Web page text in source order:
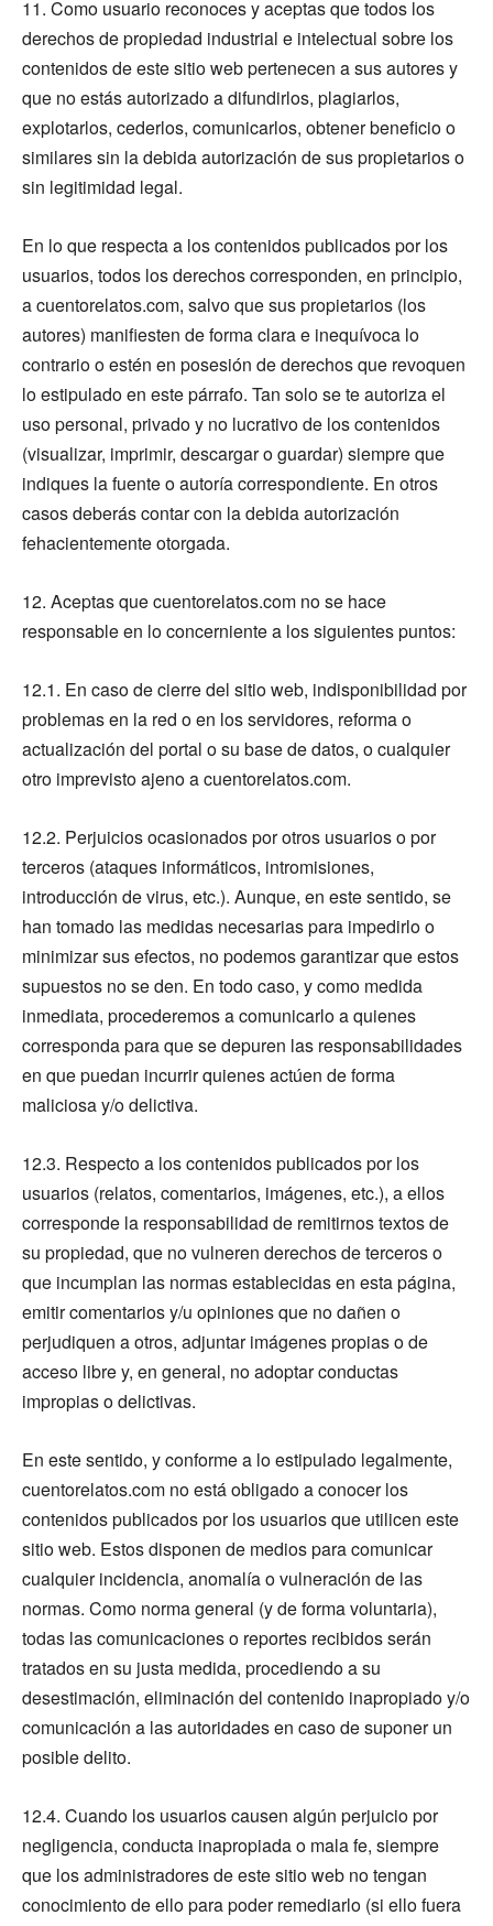
11. Como usuario reconoces y aceptas que todos los
derechos de propiedad industrial e intelectual sobre los
contenidos de este sitio web pertenecen a sus autores y
que no estás autorizado a difundirlos, plagiarlos,
explotarlos, cederlos, comunicarlos, obtener beneficio o
similares sin la debida autorización de sus propietarios o
sin legitimidad legal.
En lo que respecta a los contenidos publicados por los
usuarios, todos los derechos corresponden, en principio,
a cuentorelatos.com, salvo que sus propietarios (los
autores) manifiesten de forma clara e inequívoca lo
contrario o estén en posesión de derechos que revoquen
lo estipulado en este párrafo. Tan solo se te autoriza el
uso personal, privado y no lucrativo de los contenidos
(visualizar, imprimir, descargar o guardar) siempre que
indiques la fuente o autoría correspondiente. En otros
casos deberás contar con la debida autorización
fehacientemente otorgada.
12. Aceptas que cuentorelatos.com no se hace
responsable en lo concerniente a los siguientes puntos:
12.1. En caso de cierre del sitio web, indisponibilidad por
problemas en la red o en los servidores, reforma o
actualización del portal o su base de datos, o cualquier
otro imprevisto ajeno a cuentorelatos.com.
12.2. Perjuicios ocasionados por otros usuarios o por
terceros (ataques informáticos, intromisiones,
introducción de virus, etc.). Aunque, en este sentido, se
han tomado las medidas necesarias para impedirlo o
minimizar sus efectos, no podemos garantizar que estos
supuestos no se den. En todo caso, y como medida
inmediata, procederemos a comunicarlo a quienes
corresponda para que se depuren las responsabilidades
en que puedan incurrir quienes actúen de forma
maliciosa y/o delictiva.
12.3. Respecto a los contenidos publicados por los
usuarios (relatos, comentarios, imágenes, etc.), a ellos
corresponde la responsabilidad de remitirnos textos de
su propiedad, que no vulneren derechos de terceros o
que incumplan las normas establecidas en esta página,
emitir comentarios y/u opiniones que no dañen o
perjudiquen a otros, adjuntar imágenes propias o de
acceso libre y, en general, no adoptar conductas
impropias o delictivas.
En este sentido, y conforme a lo estipulado legalmente,
cuentorelatos.com no está obligado a conocer los
contenidos publicados por los usuarios que utilicen este
sitio web. Estos disponen de medios para comunicar
cualquier incidencia, anomalía o vulneración de las
normas. Como norma general (y de forma voluntaria),
todas las comunicaciones o reportes recibidos serán
tratados en su justa medida, procediendo a su
desestimación, eliminación del contenido inapropiado y/o
comunicación a las autoridades en caso de suponer un
posible delito.
12.4. Cuando los usuarios causen algún perjuicio por
negligencia, conducta inapropiada o mala fe, siempre
que los administradores de este sitio web no tengan
conocimiento de ello para poder remediarlo (si ello fuera